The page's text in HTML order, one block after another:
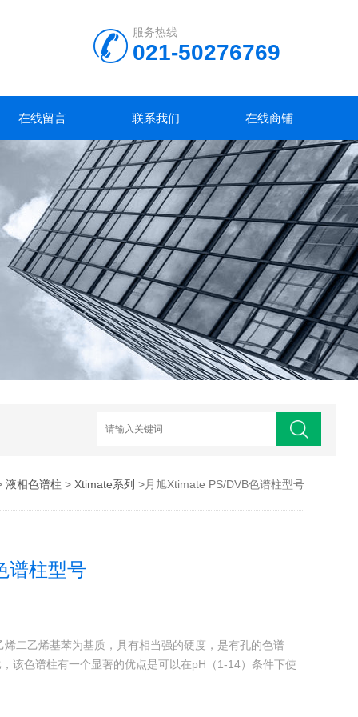
服务热线
021-50276769
在线留言 联系我们 在线商铺
液相色谱柱 > Xtimate系列 >月旭Xtimate PS/DVB色谱柱型号
谱柱型号
二乙烯基苯为基质，具有相当强的硬度，是有孔的色谱
该色谱柱有一个显著的优点是可以在pH（1-14）条件下使